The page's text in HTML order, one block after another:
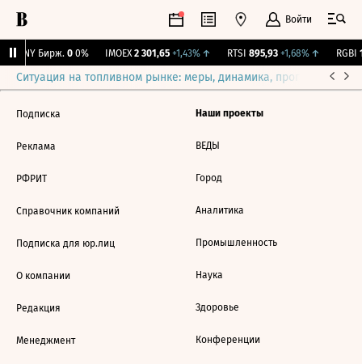
Войти
CNY Бирж. 0 0% IMOEX 2 301,65 +1,43%↑ RTSI 895,93 +1,68%↑ RGBI
Ситуация на топливном рынке: меры, динамика, прогнозы
Подписка
Реклама
РФРИТ
Справочник компаний
Подписка для юр.лиц
О компании
Редакция
Менеджмент
Наши проекты
ВЕДЫ
Город
Аналитика
Промышленность
Наука
Здоровье
Конференции